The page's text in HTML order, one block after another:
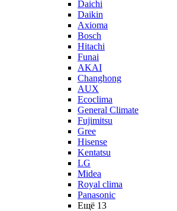
Daichi
Daikin
Axioma
Bosch
Hitachi
Funai
AKAI
Changhong
AUX
Ecoclima
General Climate
Fujimitsu
Gree
Hisense
Kentatsu
LG
Midea
Royal clima
Panasonic
Ещё 13